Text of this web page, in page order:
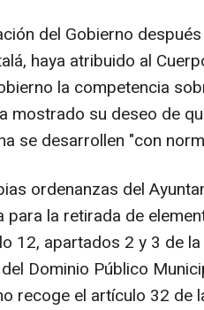
del Gobierno
haya atribuido al
la competencia
mostrado su deseo de
se desarrollen "con
ordenanzas del
la retirada de
12, apartados 2 y 3 de la
Dominio Público
recoge el artículo 32 de